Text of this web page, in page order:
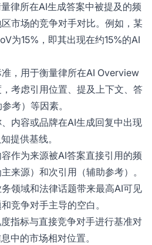
量律所在AI生成答案中被提及的频
市场的竞争对手对比。例如，某
为15%，即其出现在约15%的AI
，用于衡量律所在AI Overview
考虑引用位置、提及上下文、答
考）等因素。
、内容或品牌在AI生成回复中出现
提供基线。
容作为来源被AI答案直接引用的频
来源）和次引用（辅助参考）。
务领域和法律话题带来最高AI可见
竞争对手主导的空白。
度指标与直接竞争对手进行基准对
中的市场相对位置。